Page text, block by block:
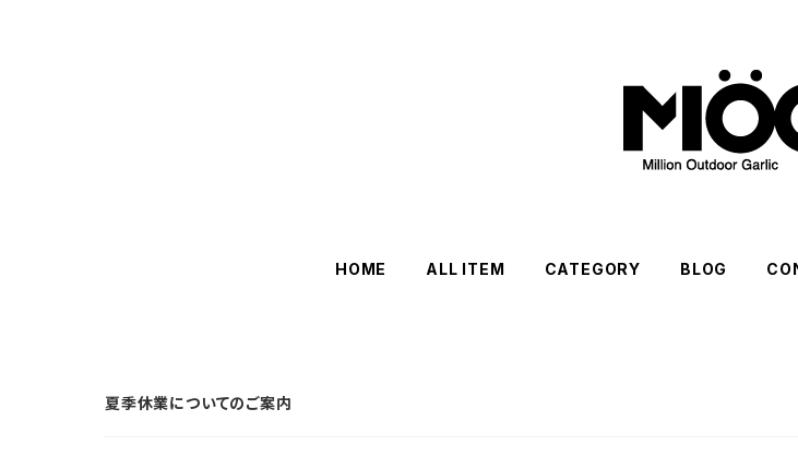
HOME ALL ITEM CATEGORY BLOG
夏季休業についてのご案内